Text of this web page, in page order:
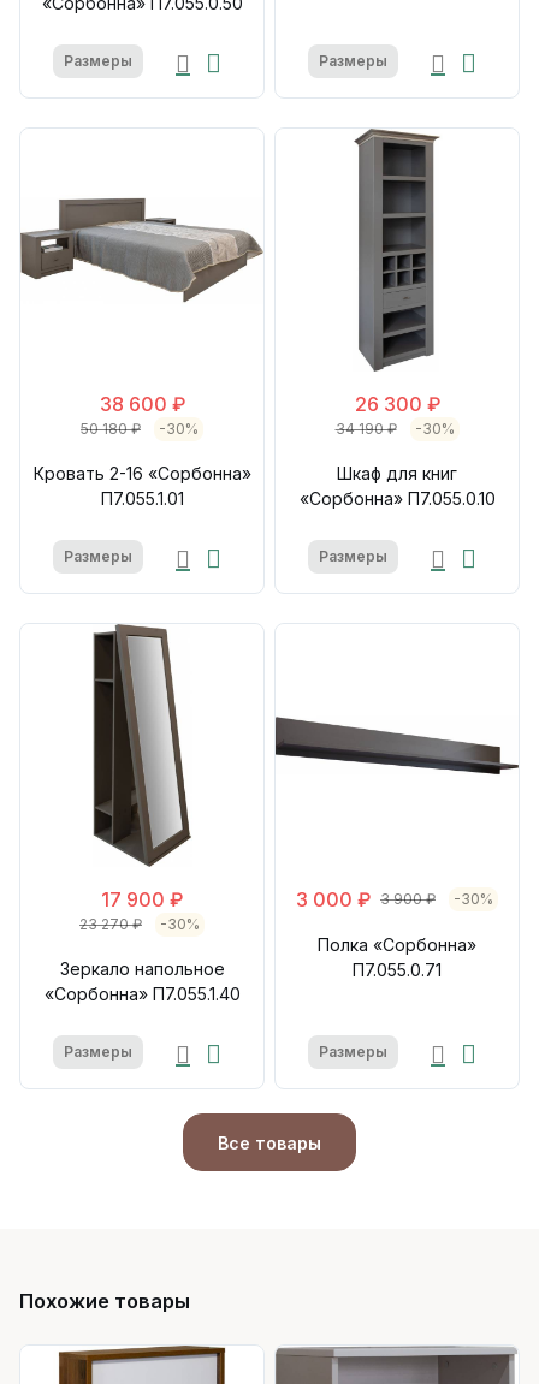
Размеры Размеры
38 600 ₽
50 180 ₽ -30%
Кровать 2-16 «Сорбонна»
П7.055.1.01
Размеры
26 300 ₽
34 190 ₽ -30%
Шкаф для книг
«Сорбонна» П7.055.0.10
Размеры
17 900 ₽
23 270 ₽ -30%
Зеркало напольное
«Сорбонна» П7.055.1.40
Размеры
3 000 ₽ 3 900 ₽ -30%
Полка «Сорбонна»
П7.055.0.71
Размеры
Все товары
Похожие товары